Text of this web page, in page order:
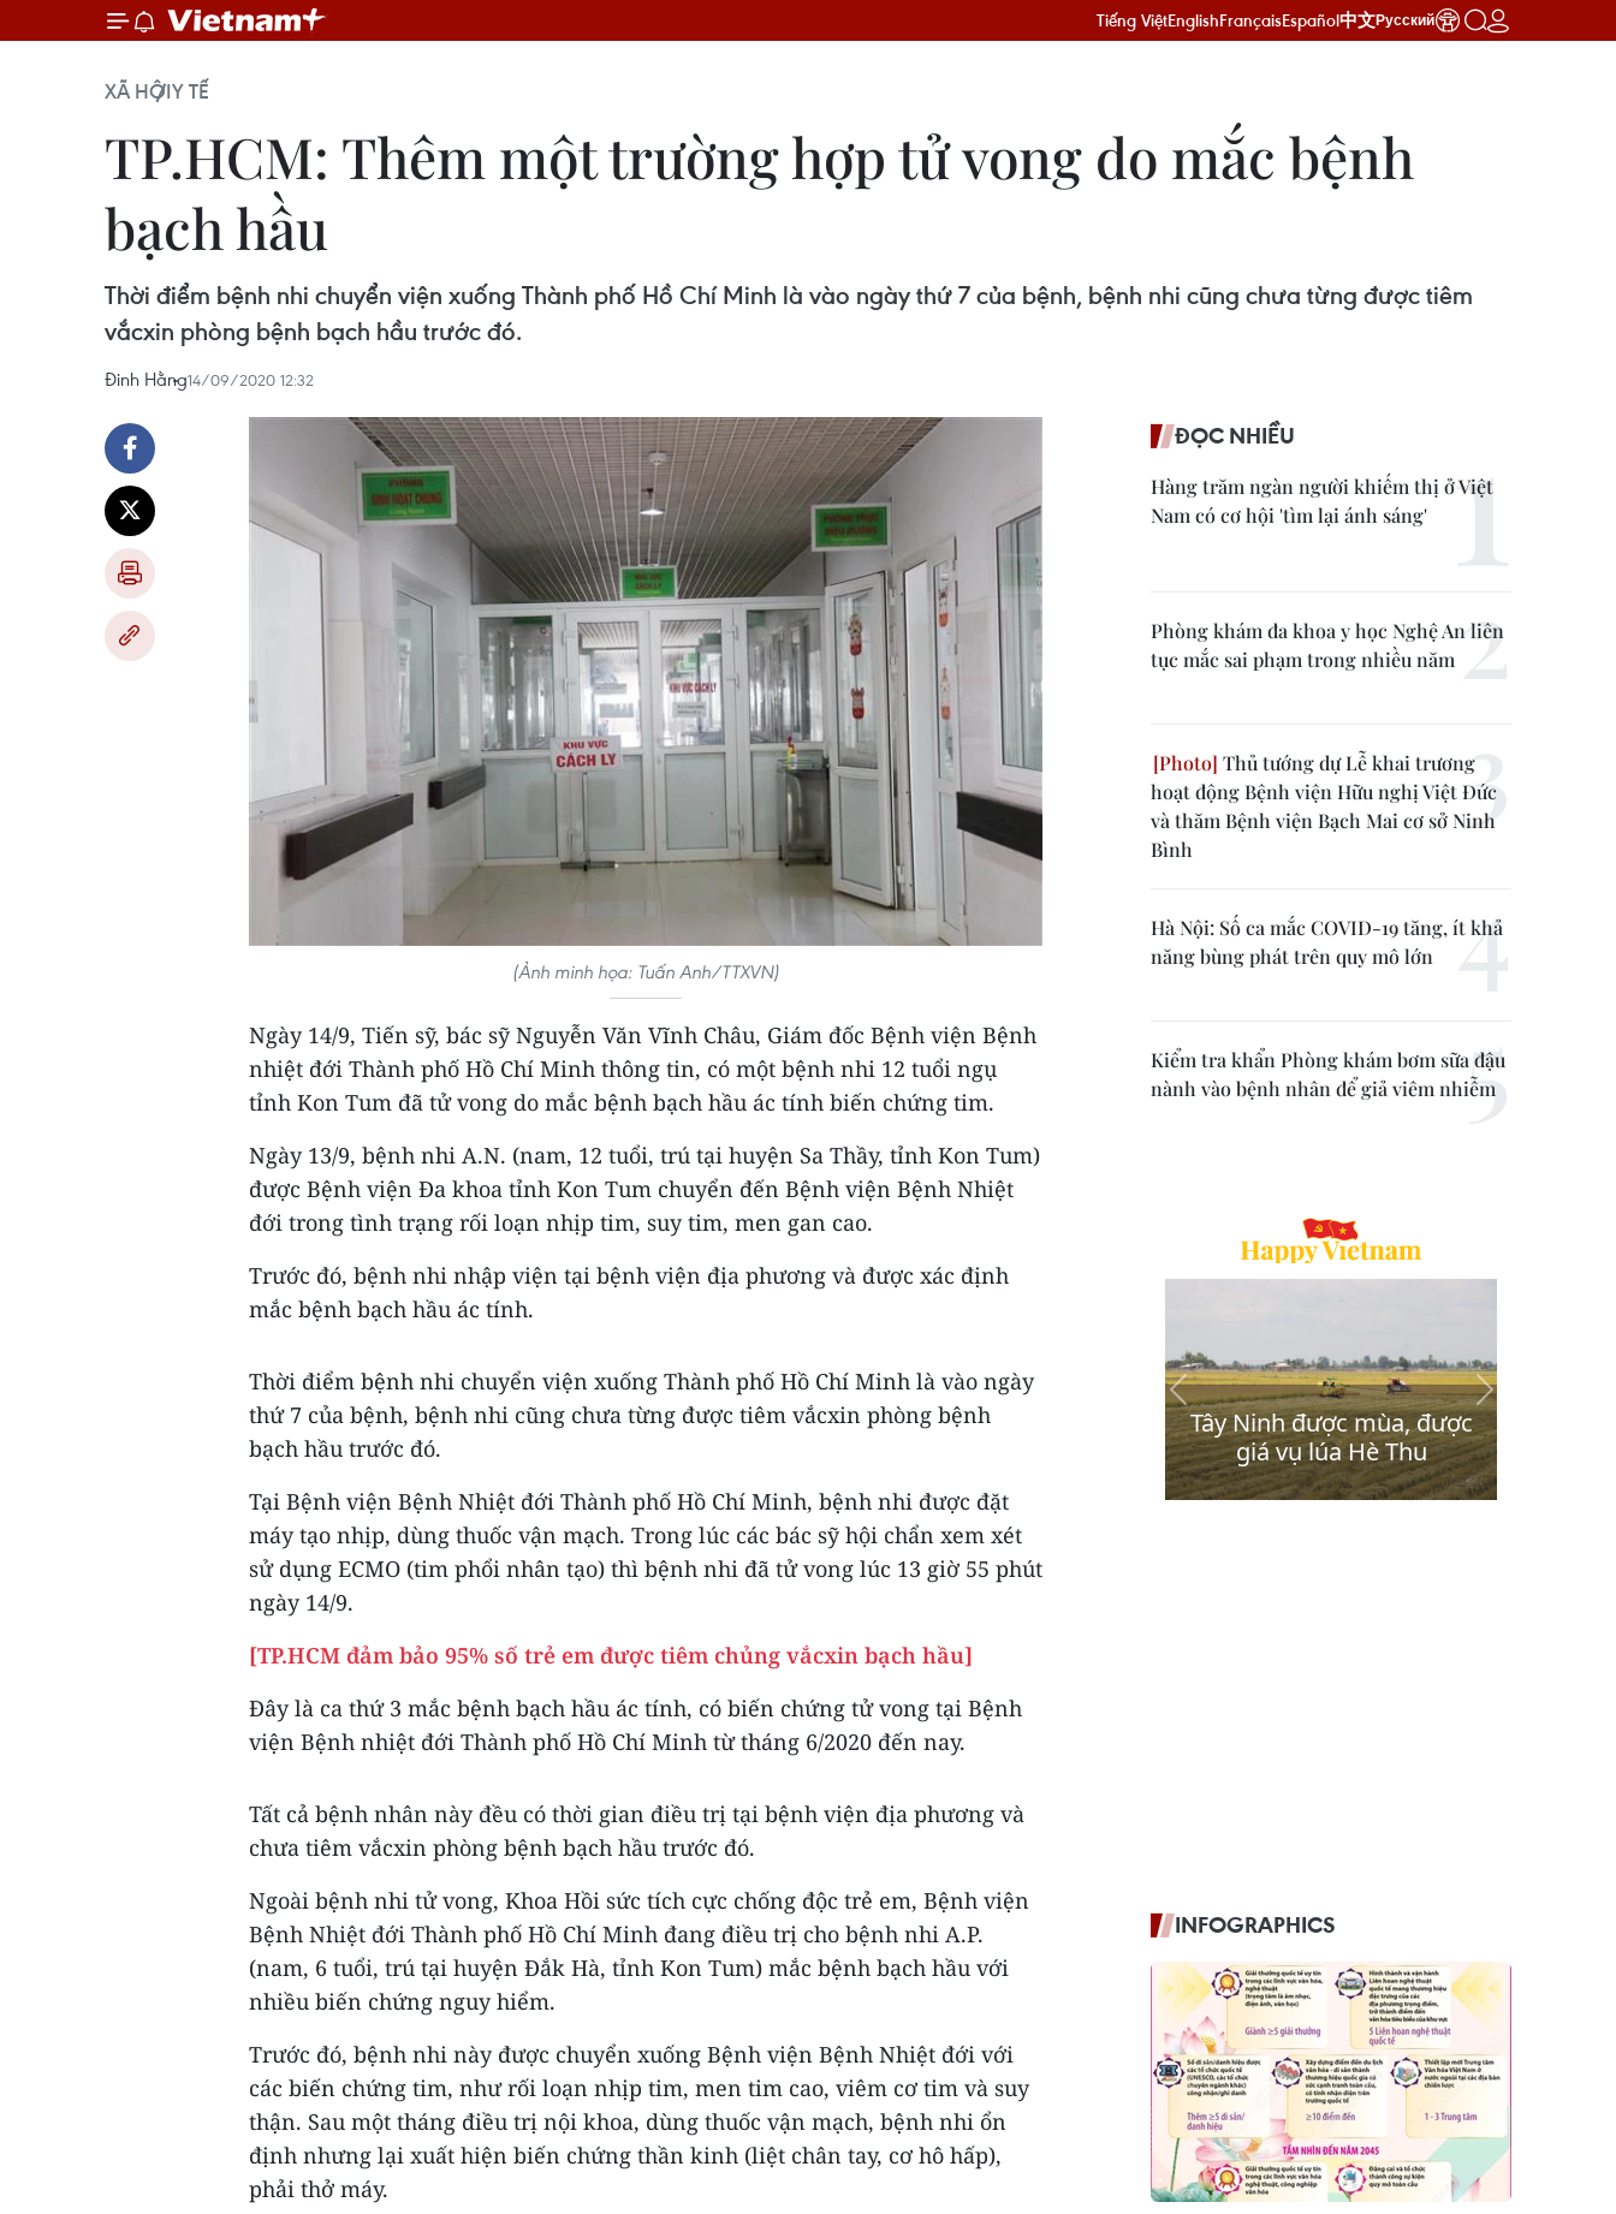
Tiếng ViệtEnglishFrançaisEspañol中文Русский
XÃ HỘIY TẾ
TP.HCM: Thêm một trường hợp tử vong do mắc bệnh
bạch hầu
Thời điểm bệnh nhi chuyển viện xuống Thành phố Hồ Chí Minh là vào ngày thứ 7 của bệnh, bệnh nhi cũng chưa từng được tiêm
vắcxin phòng bệnh bạch hầu trước đó.
Đinh Hằng14/09/2020 12:32
(Ảnh minh họa: Tuấn Anh/TTXVN)
Ngày 14/9, Tiến sỹ, bác sỹ Nguyễn Văn Vĩnh Châu, Giám đốc Bệnh viện Bệnh
nhiệt đới Thành phố Hồ Chí Minh thông tin, có một bệnh nhi 12 tuổi ngụ
tỉnh Kon Tum đã tử vong do mắc bệnh bạch hầu ác tính biến chứng tim.
Ngày 13/9, bệnh nhi A.N. (nam, 12 tuổi, trú tại huyện Sa Thầy, tỉnh Kon Tum)
được Bệnh viện Đa khoa tỉnh Kon Tum chuyển đến Bệnh viện Bệnh Nhiệt
đới trong tình trạng rối loạn nhịp tim, suy tim, men gan cao.
Trước đó, bệnh nhi nhập viện tại bệnh viện địa phương và được xác định
mắc bệnh bạch hầu ác tính.
Thời điểm bệnh nhi chuyển viện xuống Thành phố Hồ Chí Minh là vào ngày
thứ 7 của bệnh, bệnh nhi cũng chưa từng được tiêm vắcxin phòng bệnh
bạch hầu trước đó.
Tại Bệnh viện Bệnh Nhiệt đới Thành phố Hồ Chí Minh, bệnh nhi được đặt
máy tạo nhịp, dùng thuốc vận mạch. Trong lúc các bác sỹ hội chẩn xem xét
sử dụng ECMO (tim phổi nhân tạo) thì bệnh nhi đã tử vong lúc 13 giờ 55 phút
ngày 14/9.
[TP.HCM đảm bảo 95% số trẻ em được tiêm chủng vắcxin bạch hầu]
Đây là ca thứ 3 mắc bệnh bạch hầu ác tính, có biến chứng tử vong tại Bệnh
viện Bệnh nhiệt đới Thành phố Hồ Chí Minh từ tháng 6/2020 đến nay.
Tất cả bệnh nhân này đều có thời gian điều trị tại bệnh viện địa phương và
chưa tiêm vắcxin phòng bệnh bạch hầu trước đó.
Ngoài bệnh nhi tử vong, Khoa Hồi sức tích cực chống độc trẻ em, Bệnh viện
Bệnh Nhiệt đới Thành phố Hồ Chí Minh đang điều trị cho bệnh nhi A.P.
(nam, 6 tuổi, trú tại huyện Đắk Hà, tỉnh Kon Tum) mắc bệnh bạch hầu với
nhiều biến chứng nguy hiểm.
Trước đó, bệnh nhi này được chuyển xuống Bệnh viện Bệnh Nhiệt đới với
các biến chứng tim, như rối loạn nhịp tim, men tim cao, viêm cơ tim và suy
thận. Sau một tháng điều trị nội khoa, dùng thuốc vận mạch, bệnh nhi ổn
định nhưng lại xuất hiện biến chứng thần kinh (liệt chân tay, cơ hô hấp),
phải thở máy.
ĐỌC NHIỀU
Hàng trăm ngàn người khiếm thị ở Việt
Nam có cơ hội 'tìm lại ánh sáng'
Phòng khám đa khoa y học Nghệ An liên
tục mắc sai phạm trong nhiều năm
Thủ tướng dự Lễ khai trương
hoạt động Bệnh viện Hữu nghị Việt Đức
và thăm Bệnh viện Bạch Mai cơ sở Ninh
Bình
Hà Nội: Số ca mắc COVID-19 tăng, ít khả
năng bùng phát trên quy mô lớn
Kiểm tra khẩn Phòng khám bơm sữa đậu
nành vào bệnh nhân để giả viêm nhiễm
INFOGRAPHICS